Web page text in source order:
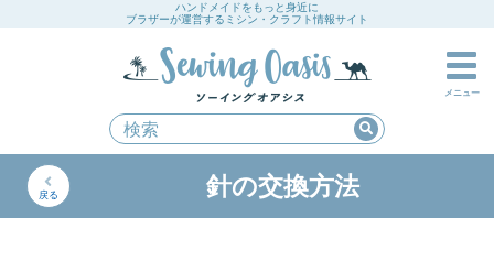
ハンドメイドをもっと身近に
ブラザーが運営するミシン・クラフト情報サイト
メニュー
戻る 針の交換方法